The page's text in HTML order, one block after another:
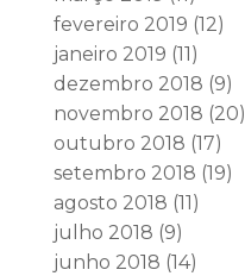
fevereiro 2019 (12)
janeiro 2019 (11)
dezembro 2018 (9)
novembro 2018 (20)
outubro 2018 (17)
setembro 2018 (19)
agosto 2018 (11)
julho 2018 (9)
junho 2018 (14)